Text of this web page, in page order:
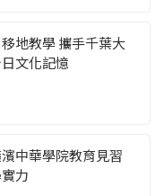
地教學 攜手千葉大
文化記憶
中華學院教育見習
力